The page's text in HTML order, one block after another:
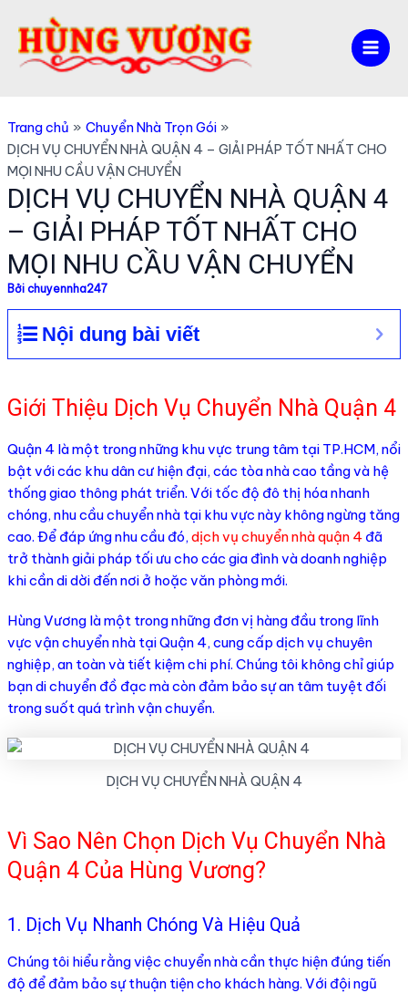
Main
Trang chủ
Chuyển Nhà Trọn Gói
DỊCH VỤ CHUYỂN NHÀ QUẬN 4 – GIẢI PHÁP TỐT NHẤT CHO
MỌI NHU CẦU VẬN CHUYỂN
DỊCH VỤ CHUYỂN NHÀ QUẬN 4
– GIẢI PHÁP TỐT NHẤT CHO
MỌI NHU CẦU VẬN CHUYỂN
Bởi chuyennha247
Nội dung bài viết
Giới Thiệu Dịch Vụ Chuyển Nhà Quận 4
Quận 4 là một trong những khu vực trung tâm tại TP.HCM, nổi
bật với các khu dân cư hiện đại, các tòa nhà cao tầng và hệ
thống giao thông phát triển. Với tốc độ đô thị hóa nhanh
chóng, nhu cầu chuyển nhà tại khu vực này không ngừng tăng
cao. Để đáp ứng nhu cầu đó, dịch vụ chuyển nhà quận 4đã
trở thành giải pháp tối ưu cho các gia đình và doanh nghiệp
khi cần di dời đến nơi ở hoặc văn phòng mới.
Hùng Vương là một trong những đơn vị hàng đầu trong lĩnh
vực vận chuyển nhà tại Quận 4, cung cấp dịch vụ chuyên
nghiệp, an toàn và tiết kiệm chi phí. Chúng tôi không chỉ giúp
bạn di chuyển đồ đạc mà còn đảm bảo sự an tâm tuyệt đối
trong suốt quá trình vận chuyển.
DỊCH VỤ CHUYỂN NHÀ QUẬN 4
Vì Sao Nên Chọn Dịch Vụ Chuyển Nhà
Quận 4 Của Hùng Vương?
1. Dịch Vụ Nhanh Chóng Và Hiệu Quả
Chúng tôi hiểu rằng việc chuyển nhà cần thực hiện đúng tiến
độ để đảm bảo sự thuận tiện cho khách hàng. Với đội ngũ